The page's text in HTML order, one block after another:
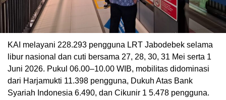
KAI melayani 228.293 pengguna LRT Jabodebek selama
libur nasional dan cuti bersama 27, 28, 30, 31 Mei serta 1
Juni 2026. Pukul 06.00–10.00 WIB, mobilitas didominasi
dari Harjamukti 11.398 pengguna, Dukuh Atas Bank
Syariah Indonesia 6.490, dan Cikunir 1 5.478 pengguna.